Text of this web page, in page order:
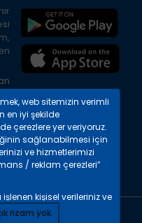
saklıdır.
web sitemizin verimli
en iyi şekilde
çerezlere yer veriyoruz.
sağlanabilmesi için
ve hizmetlerimizi
/ reklam çerezleri”
kişisel verileriniz ve
bilgileri“Çerezlere İlişkin
rızam yok